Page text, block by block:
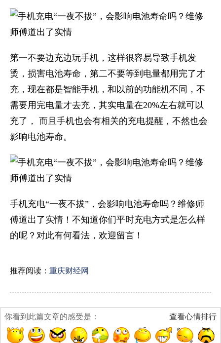
第一不要边充边玩手机，这样很容易导致手机发
烫，损害电池寿命，第二不要等到电量都用完了才
充，现在都是智能手机，和以前的功能机不同，不
需要用完电量才去充，其实电量在20%左右就可以
充了， 而且手机也会有相关的充电提醒，不然也会
影响电池寿命。
手机充电“一夜不拔”，会影响电池寿命吗？维修师
傅道出了实情！不知道你们平时充电方式是怎么样
的呢？对此有何看法，欢迎留言！
推荐阅读： 重庆财经网
查看心情排行
你看到此篇文章的感受是：